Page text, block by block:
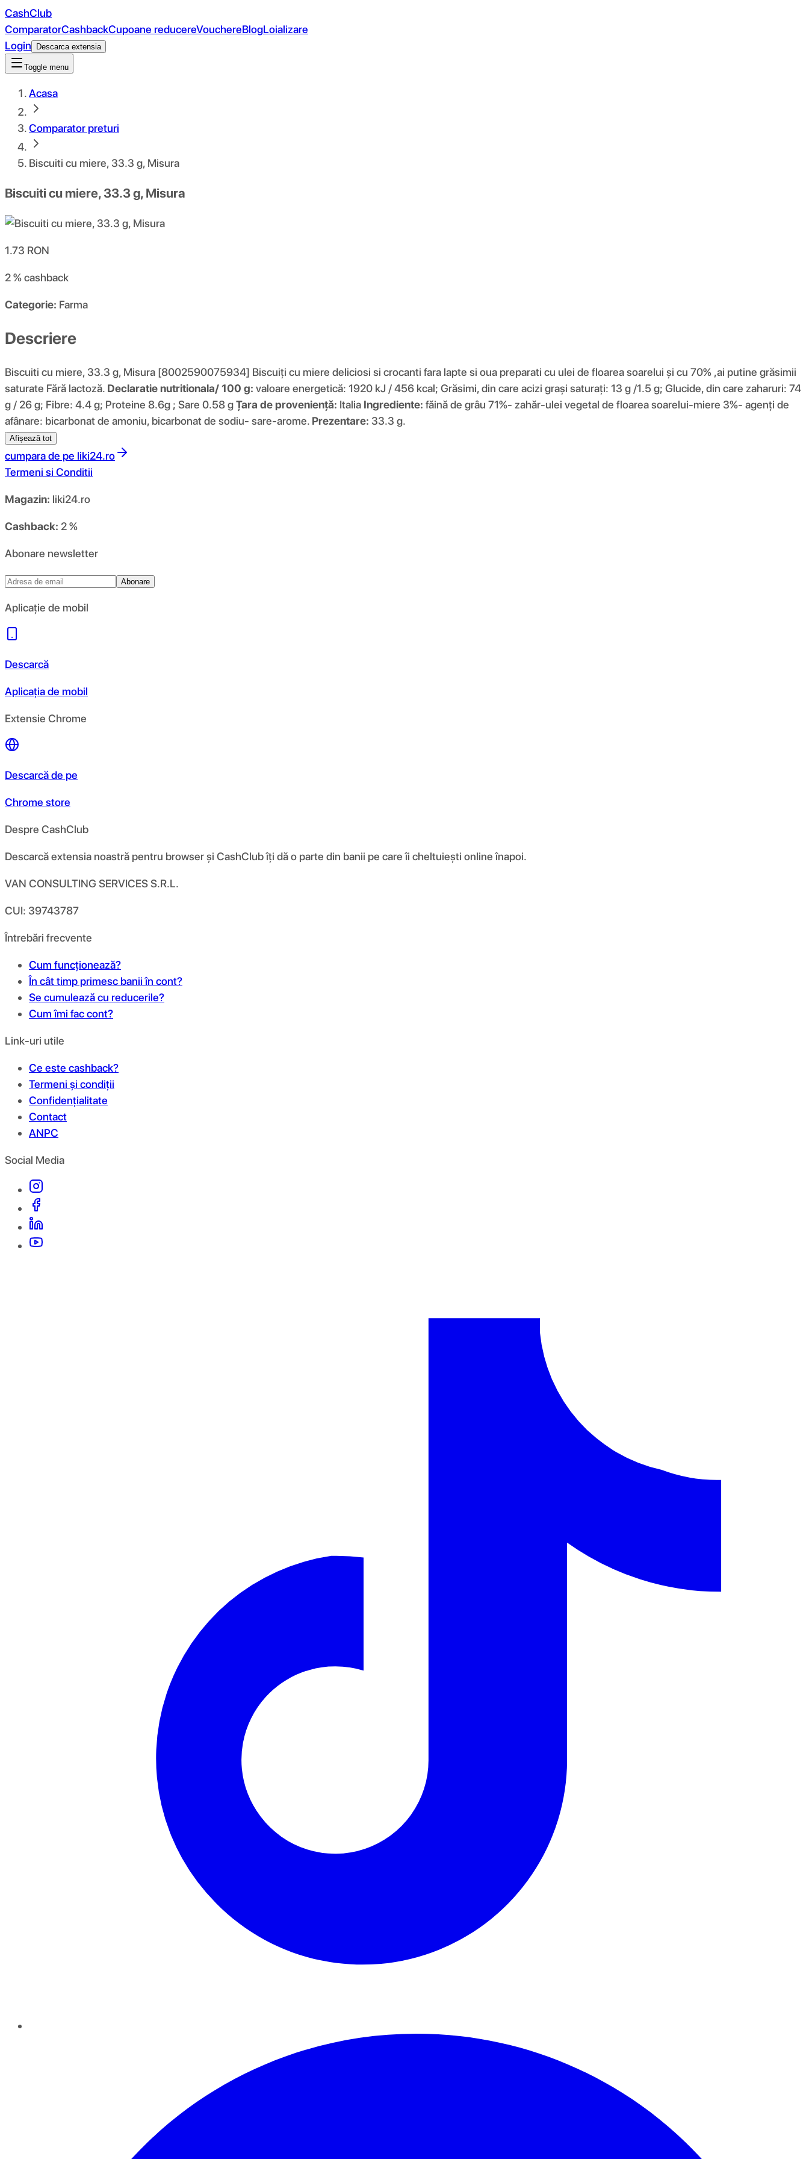
CashClub
ComparatorCashbackCupoane reducereVouchereBlogLoializare
Login
Descarca extensia
Toggle menu
Acasa
Comparator preturi
Biscuiti cu miere, 33.3 g, Misura
Biscuiti cu miere, 33.3 g, Misura
1.73 RON
2 %cashback
Categorie: Farma
Descriere
Biscuiti cu miere, 33.3 g, Misura [8002590075934] Biscuiți cu miere deliciosi si crocanti fara lapte si oua preparati cu ulei de floarea soarelui și cu 70% ,ai putine grăsimii
saturate Fără lactoză. Declaratie nutritionala/ 100 g: valoare energetică: 1920 kJ / 456 kcal; Grăsimi, din care acizi grași saturați: 13 g /1.5 g; Glucide, din care zaharuri: 74
g / 26 g; Fibre: 4.4 g; Proteine 8.6g ; Sare 0.58 gȚara de proveniență: Italia Ingrediente: făină de grâu 71%- zahăr-ulei vegetal de floarea soarelui-miere 3%- agenți de
afânare: bicarbonat de amoniu, bicarbonat de sodiu- sare-arome. Prezentare: 33.3 g.
Afișează tot
cumpara de pe liki24.ro
Termeni si Conditii
Magazin: liki24.ro
Cashback: 2 %
Abonare newsletter
Abonare
Aplicație de mobil
Descarcă
Aplicația de mobil
Extensie Chrome
Descarcă de pe
Chrome store
Despre CashClub
Descarcă extensia noastră pentru browser și CashClub îți dă o parte din banii pe care îi cheltuiești online înapoi.
VAN CONSULTING SERVICES S.R.L.
CUI: 39743787
Întrebări frecvente
Cum funcționează?
În cât timp primesc banii în cont?
Se cumulează cu reducerile?
Cum îmi fac cont?
Link-uri utile
Ce este cashback?
Termeni și condiții
Confidențialitate
Contact
ANPC
Social Media